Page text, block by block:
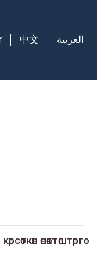
中文 العربية
өнөктөштөргө